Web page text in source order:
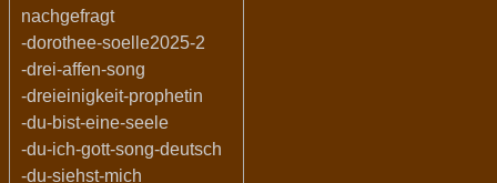
nachgefragt
-dorothee-soelle2025-2
-drei-affen-song
-dreieinigkeit-prophetin
-du-bist-eine-seele
-du-ich-gott-song-deutsch
-du-siehst-mich